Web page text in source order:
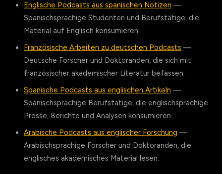
Englische Podcasts aus spanischen Notizen —
Spanischsprachige Studenten und Berufstätige, die
Material auf Englisch konsumieren.
Französische Arbeiten zu deutschen Podcasts —
Deutsche Forscher und Doktoranden, die sich mit
französischer akademischer Literatur befassen.
Spanische Podcasts aus englischen Artikeln —
Spanischsprachige Berufstätige, die englischsprachige
Presse, Berichte und Analysen konsumieren.
Arabische Podcasts aus englischer Forschung —
Arabischsprachige Forscher und Doktoranden, die
englisches akademisches Material lesen.